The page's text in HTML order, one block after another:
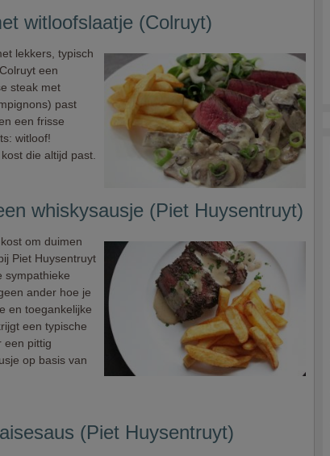
witloofslaatje (Colruyt)
lekkers, typisch
een
steak met
past
een frisse
witloof!
die altijd past.
whiskysausje (Piet Huysentruyt)
om duimen
Piet Huysentruyt
sympathieke
ander hoe je
en toegankelijke
een typische
een pittig
op basis van
(Piet Huysentruyt)